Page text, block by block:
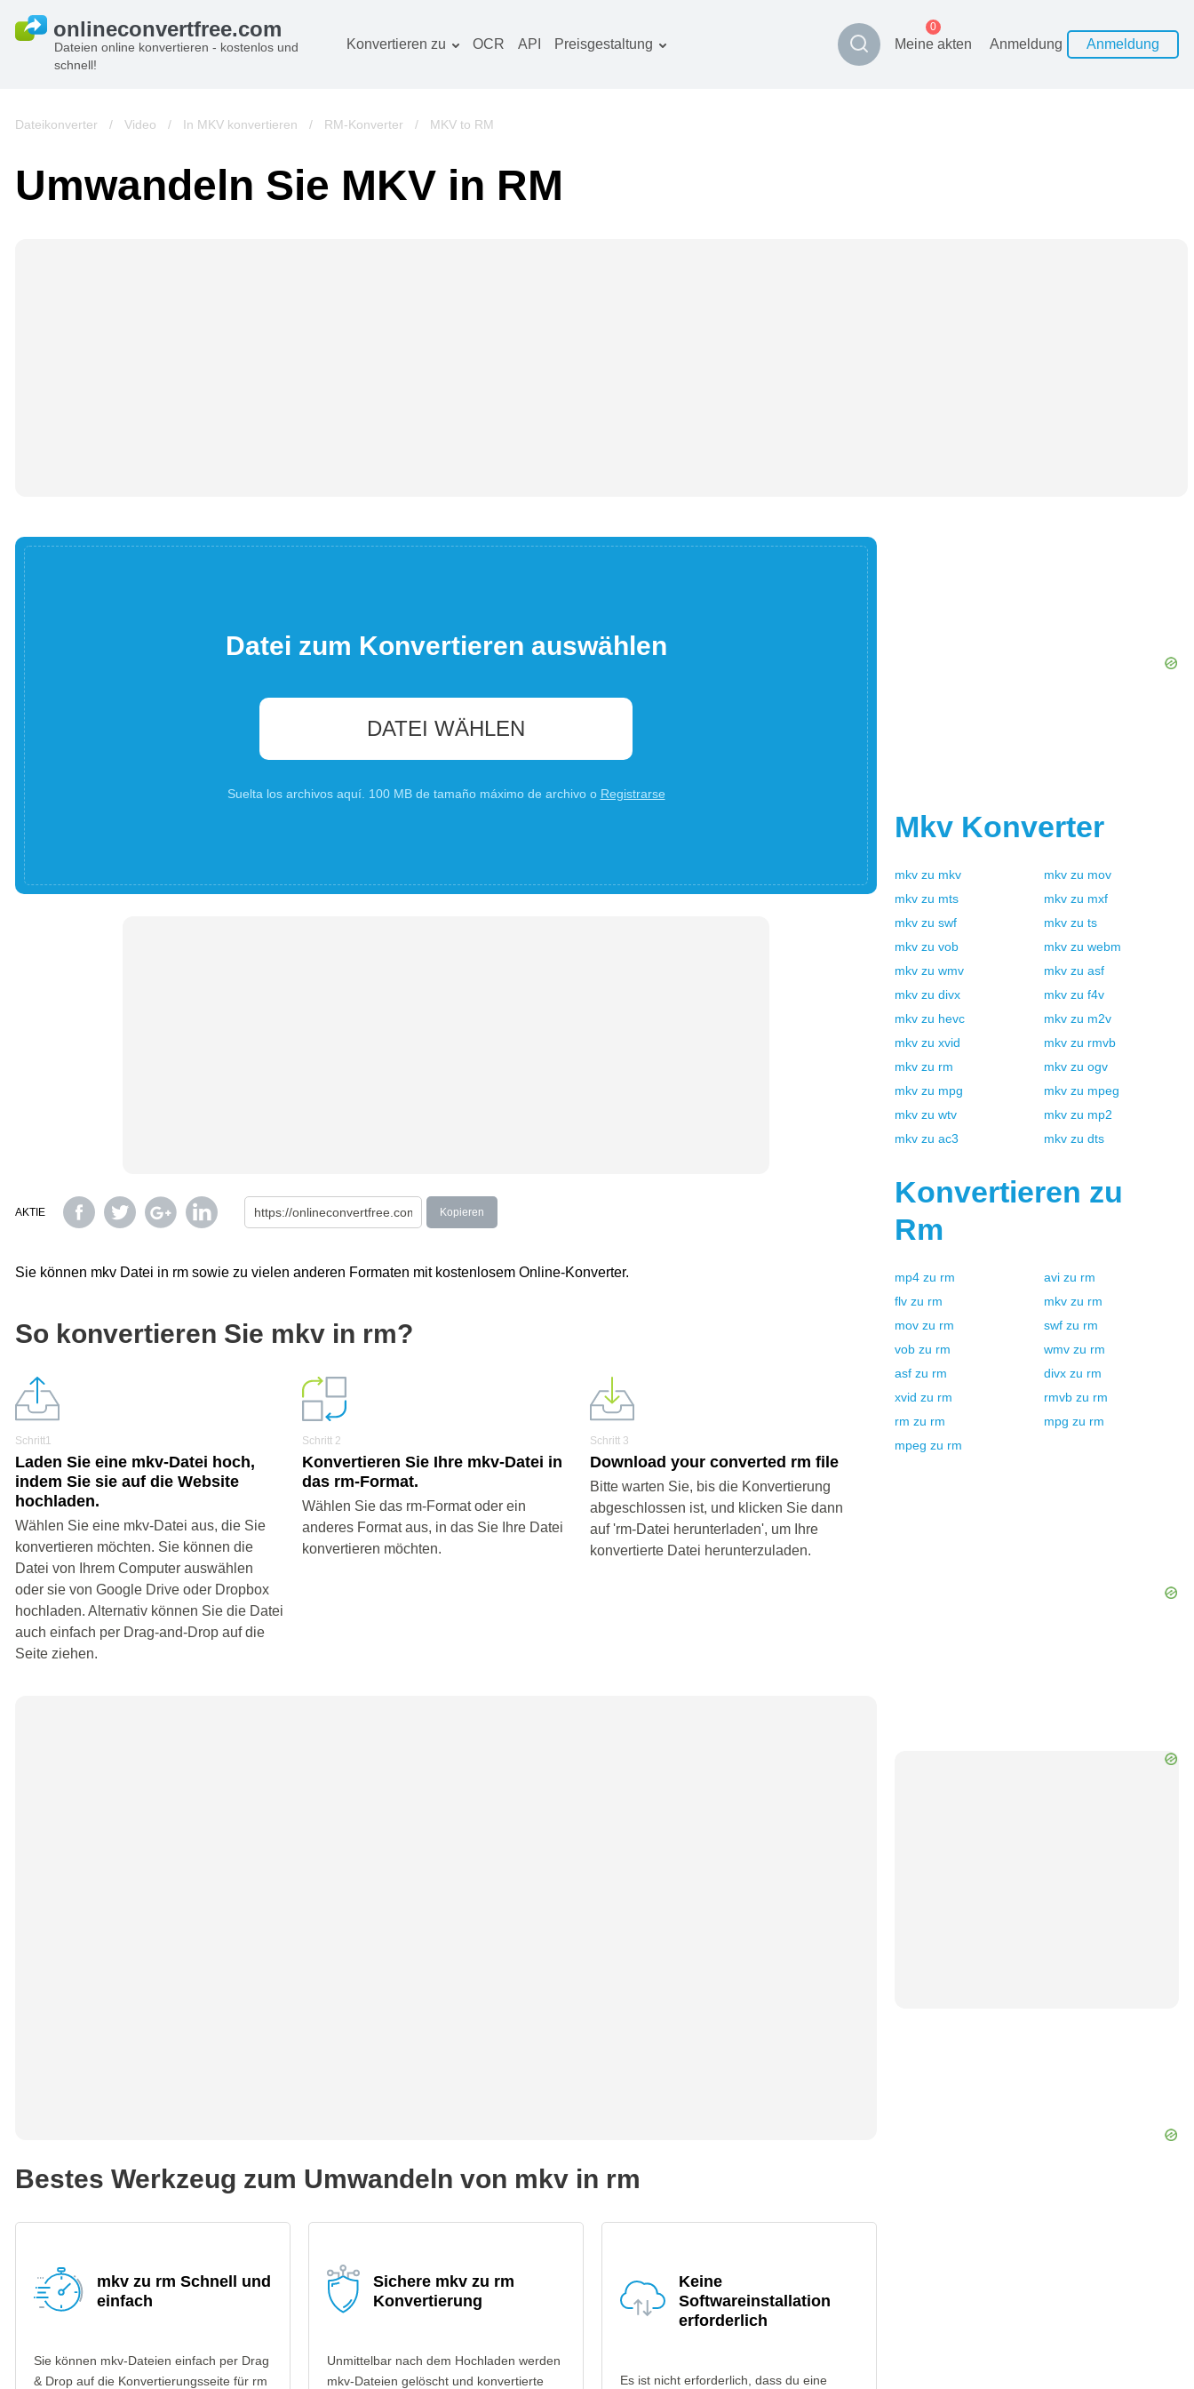
Dateien online konvertieren - kostenlos und
schnell!
Konvertieren zu
Bilderkonverter
Bücherkonverter
OCR API Preisgestaltung Meine akten
0
Anmeldung Anmeldung
Dateikonverter / Video / In MKV konvertieren / RM-Konverter / MKV to RM
Umwandeln Sie MKV in RM
Datei zum Konvertieren auswählen
DATEI WÄHLEN
Suelta los archivos aquí. 100 MB de tamaño máximo de archivo o Registrarse
AKTIE Kopieren
Sie können mkv Datei in rm sowie zu vielen anderen Formaten mit kostenlosem Online-Konverter.
So konvertieren Sie mkv in rm?
Schritt1
Laden Sie eine mkv-Datei hoch,
indem Sie sie auf die Website
hochladen.
Wählen Sie eine mkv-Datei aus, die Sie
konvertieren möchten. Sie können die
Datei von Ihrem Computer auswählen
oder sie von Google Drive oder Dropbox
hochladen. Alternativ können Sie die Datei
auch einfach per Drag-and-Drop auf die
Seite ziehen.
Schritt 2
Konvertieren Sie Ihre mkv-Datei in
das rm-Format.
Wählen Sie das rm-Format oder ein
anderes Format aus, in das Sie Ihre Datei
konvertieren möchten.
Schritt 3
Download your converted rm file
Bitte warten Sie, bis die Konvertierung
abgeschlossen ist, und klicken Sie dann
auf 'rm-Datei herunterladen', um Ihre
konvertierte Datei herunterzuladen.
Bestes Werkzeug zum Umwandeln von mkv in rm
mkv zu rm Schnell und
einfach
Sie können mkv-Dateien einfach per Drag
& Drop auf die Konvertierungsseite für rm
Sichere mkv zu rm
Konvertierung
Unmittelbar nach dem Hochladen werden
mkv-Dateien gelöscht und konvertierte
Keine
Softwareinstallation
erforderlich
Es ist nicht erforderlich, dass du eine
Mkv Konverter
mkv zu mkv mkv zu mov
mkv zu mts mkv zu mxf
mkv zu swf mkv zu ts
mkv zu vob mkv zu webm
mkv zu wmv mkv zu asf
mkv zu divx mkv zu f4v
mkv zu hevc mkv zu m2v
mkv zu xvid mkv zu rmvb
mkv zu rm mkv zu ogv
mkv zu mpg mkv zu mpeg
mkv zu wtv mkv zu mp2
mkv zu ac3 mkv zu dts
Konvertieren zu
Rm
mp4 zu rm avi zu rm
flv zu rm mkv zu rm
mov zu rm swf zu rm
vob zu rm wmv zu rm
asf zu rm divx zu rm
xvid zu rm rmvb zu rm
rm zu rm mpg zu rm
mpeg zu rm